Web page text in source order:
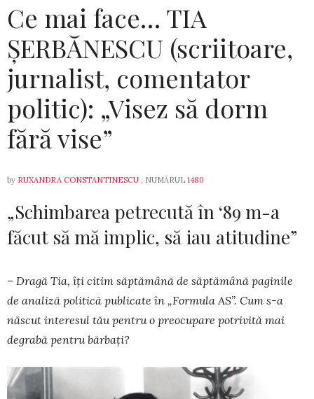
Ce mai face… TIA
ȘERBĂNESCU (scriitoare,
jurnalist, comentator
politic): „Visez să dorm
fără vise”
by RUXANDRA CONSTANTINESCU , NUMĂRUL 1480
„Schimbarea petrecută în ‘89 m-a
făcut să mă implic, să iau atitudine”
– Dragă Tia, îți citim săptămână de săp­tă­mână paginile
de analiză politică publicate în „For­mula AS”. Cum s-a
născut interesul tău pen­tru o preo­cupare potrivită mai
degrabă pentru bărbați?